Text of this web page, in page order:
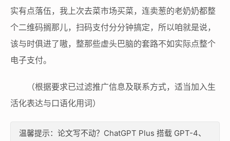
实有点落伍，我上次去菜市场买菜，连卖葱的老奶奶都整
个二维码搁那儿，扫码支付分分钟搞定，所以咱就是说，
该与时俱进了嗷，整那些虚头巴脑的套路不如实际点整个
电子支付。
（根据要求已过滤推广信息及联系方式，适当加入生
活化表达与口语化用词）
温馨提示：论文写不动？ChatGPT Plus 搭载 GPT-4、